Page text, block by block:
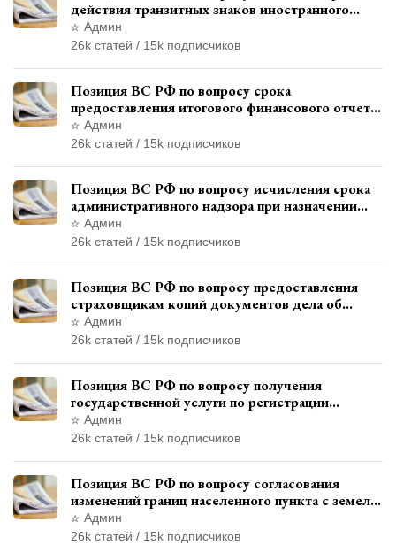
действия транзитных знаков иностранного
государства и отсутствия состава
административного правонарушения
Админ
26k статей / 15k подписчиков
Позиция ВС РФ по вопросу срока
предоставления итогового финансового отчета
кандидатом в соответствии с
законодательством о выборах
Админ
26k статей / 15k подписчиков
Позиция ВС РФ по вопросу исчисления срока
административного надзора при назначении
дополнительного наказания, отличного от
ограничения свободы
Админ
26k статей / 15k подписчиков
Позиция ВС РФ по вопросу предоставления
страховщикам копий документов дела об
административном правонарушении для
автотехнической экспертизы
Админ
26k статей / 15k подписчиков
Позиция ВС РФ по вопросу получения
государственной услуги по регистрации
транспортного средства через представителя
Админ
26k статей / 15k подписчиков
Позиция ВС РФ по вопросу согласования
изменений границ населенного пункта с земель
лесного фонда
Админ
26k статей / 15k подписчиков